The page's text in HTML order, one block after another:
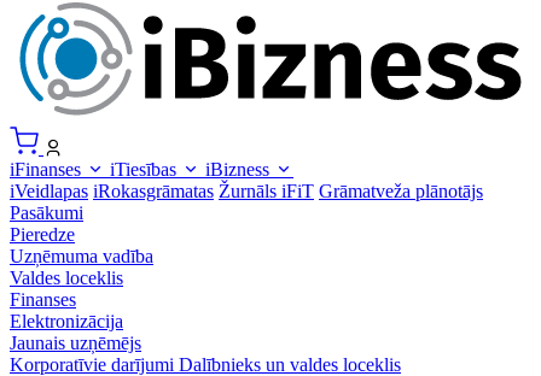
iFinanses iTiesības
iBizness
iVeidlapas iRokasgrāmatas Žurnāls iFiT Grāmatveža plānotājs
Pasākumi
Pieredze
Uzņēmuma vadība
Valdes loceklis
Finanses
Elektronizācija
Jaunais uzņēmējs
Korporatīvie darījumi Dalībnieks un valdes loceklis